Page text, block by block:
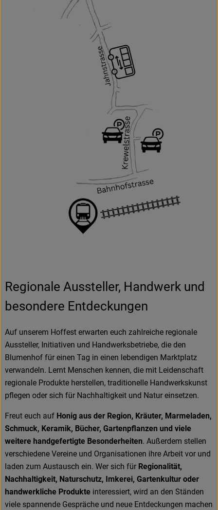
Regionale Aussteller, Handwerk und
besondere Entdeckungen
Auf unserem Hoffest erwarten euch zahlreiche regionale
Aussteller, Initiativen und Handwerksbetriebe, die den
Blumenhof für einen Tag in einen lebendigen Marktplatz
verwandeln. Lernt Menschen kennen, die mit Leidenschaft
regionale Produkte herstellen, traditionelle Handwerkskunst
pflegen oder sich für Nachhaltigkeit und Natur einsetzen.
Freut euch auf Honig aus der Region, Kräuter, Marmeladen,
Schmuck, Keramik, Bücher, Gartenpflanzen und viele
weitere handgefertigte Besonderheiten. Außerdem stellen
verschiedene Vereine und Organisationen ihre Arbeit vor und
laden zum Austausch ein. Wer sich für Regionalität,
Nachhaltigkeit, Naturschutz, Imkerei, Gartenkultur oder
handwerkliche Produkte interessiert, wird an den Ständen
viele spannende Gespräche und neue Entdeckungen machen